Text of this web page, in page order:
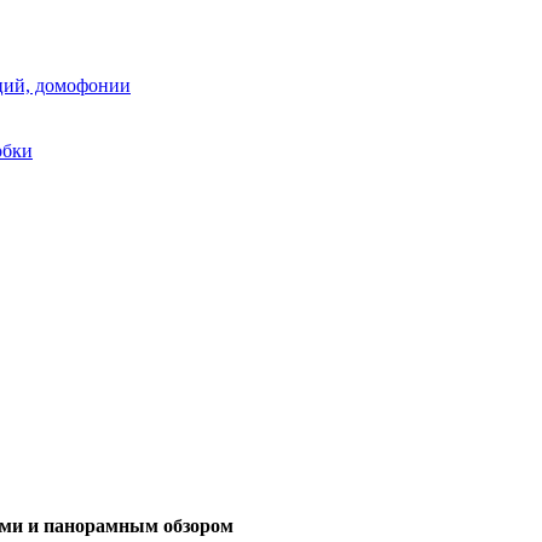
домофонии
и панорамным обзором